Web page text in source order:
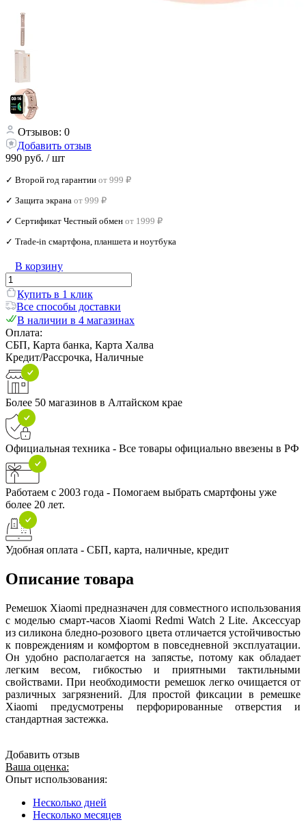
Отзывов: 0
Добавить отзыв
990 руб. / шт
✓ Второй год гарантии от 999 ₽
✓ Защита экрана от 999 ₽
✓ Сертификат Честный обмен от 1999 ₽
✓ Trade‑in смартфона, планшета и ноутбука
В корзину
Купить в 1 клик
Все способы доставки
В наличии в 4 магазинах
Оплата:
СБП, Карта банка, Карта Халва
Кредит/Рассрочка, Наличные
Более 50 магазинов в Алтайском крае
Официальная техника - Все товары официально ввезены в РФ
Работаем с 2003 года - Помогаем выбрать смартфоны уже
более 20 лет.
Удобная оплата - СБП, карта, наличные, кредит
Описание товара
Ремешок Xiaomi предназначен для совместного использования
с моделью смарт-часов Xiaomi Redmi Watch 2 Lite. Аксессуар
из силикона бледно-розового цвета отличается устойчивостью
к повреждениям и комфортом в повседневной эксплуатации.
Он удобно располагается на запястье, потому как обладает
легким весом, гибкостью и приятными тактильными
свойствами. При необходимости ремешок легко очищается от
различных загрязнений. Для простой фиксации в ремешке
Xiaomi предусмотрены перфорированные отверстия и
стандартная застежка.
Добавить отзыв
Ваша оценка:
Опыт использования:
Несколько дней
Несколько месяцев